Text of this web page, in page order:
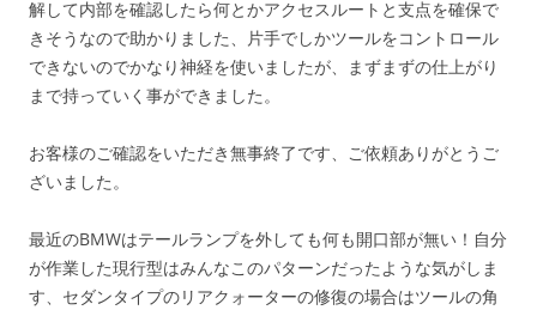
解して内部を確認したら何とかアクセスルートと支点を確保で
きそうなので助かりました、片手でしかツールをコントロール
できないのでかなり神経を使いましたが、まずまずの仕上がり
まで持っていく事ができました。
お客様のご確認をいただき無事終了です、ご依頼ありがとうご
ざいました。
最近のBMWはテールランプを外しても何も開口部が無い！自分
が作業した現行型はみんなこのパターンだったような気がしま
す、セダンタイプのリアクォーターの修復の場合はツールの角